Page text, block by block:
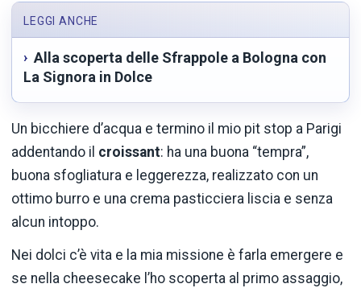
LEGGI ANCHE
Alla scoperta delle Sfrappole a Bologna con
La Signora in Dolce
Un bicchiere d’acqua e termino il mio pit stop a Parigi
addentando il croissant: ha una buona “tempra”,
buona sfogliatura e leggerezza, realizzato con un
ottimo burro e una crema pasticciera liscia e senza
alcun intoppo.
Nei dolci c’è vita e la mia missione è farla emergere e
se nella cheesecake l’ho scoperta al primo assaggio,